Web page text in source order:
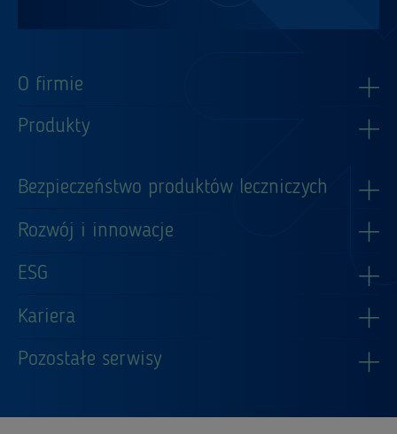
O firmie
Produkty
Bezpieczeństwo produktów leczniczych
Rozwój i innowacje
ESG
Kariera
Pozostałe serwisy